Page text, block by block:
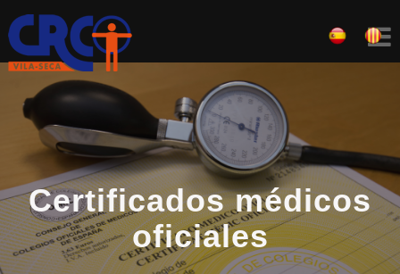
to
content
Certificados médicos
oficiales